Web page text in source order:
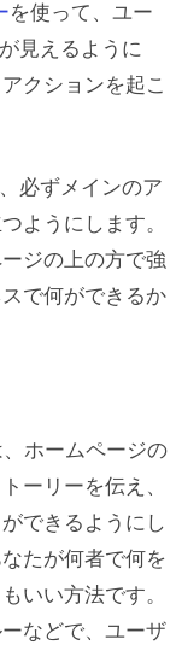
を使って、ユー
見えるように
クションを起こ
必ずメインのア
ようにします。
ジの上の方で強
で何ができるか
、ホームページの
ーリーを伝え、
できるようにし
たが何者で何を
いい方法です。
などで、ユーザ